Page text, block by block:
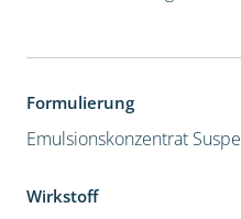
Formulierung
Emulsionskonzentrat
Wirkstoff